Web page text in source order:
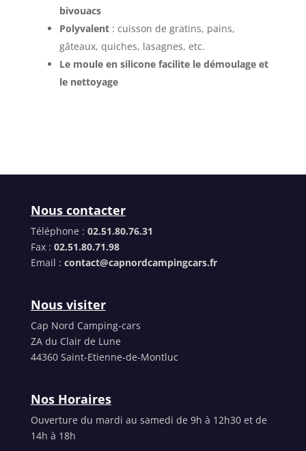
bivouacs
Polyvalent: cuisson de gratins, pains,
gâteaux, quiches, lasagnes, etc.
Le moule en silicone facilite le démoulage et
le nettoyage
Nous contacter
Téléphone : 02.51.80.76.31
Fax : 02.51.80.71.98
Email : contact@capnordcampingcars.fr
Nous visiter
Cap Nord Camping-cars
ZA du Clair de Lune
44360 Saint-Etienne-de-Montluc
Nos Horaires
Ouverture du mardi au samedi de 9h à 12h30 et de
14h à 18h